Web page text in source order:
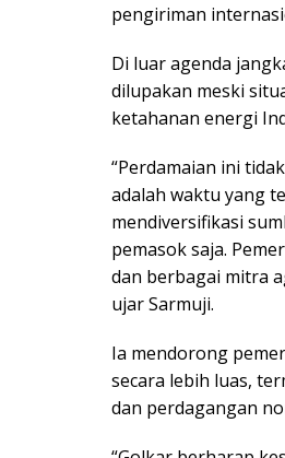
pengiriman
Di luar agenda
dilupakan meski
ketahanan energi
“Perdamaian ini
adalah waktu yang
mendiversifikasi
pemasok saja.
dan berbagai mitra
ujar Sarmuji.
Ia mendorong
secara lebih luas,
dan perdagangan